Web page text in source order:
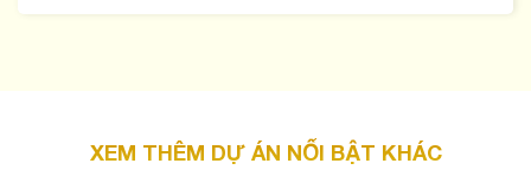
XEM THÊM DỰ ÁN NỔI BẬT KHÁC